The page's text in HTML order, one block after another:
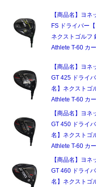
【商品名】ヨネ
FS ドライバー【
ネクストゴルフ
Athlete T-60 カ
【商品名】ヨネ
GT 425 ドライ
名】ネクストゴ
Athlete T-60 カ
【商品名】ヨネ
GT 450 ドライ
名】ネクストゴ
Athlete T-60 カ
【商品名】ヨネ
GT 460 ドライ
名】ネクストゴ